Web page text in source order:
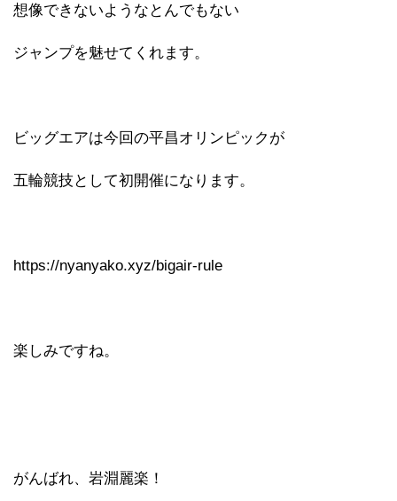
想像できないようなとんでもない
ジャンプを魅せてくれます。
ビッグエアは今回の平昌オリンピックが
五輪競技として初開催になります。
https://nyanyako.xyz/bigair-rule
楽しみですね。
がんばれ、岩淵麗楽！